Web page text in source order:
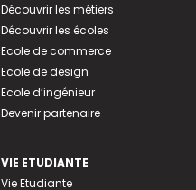
Découvrir les métiers
Découvrir les écoles
Ecole de commerce
Ecole de design
Ecole d’ingénieur
Devenir partenaire
VIE ETUDIANTE
Vie Etudiante